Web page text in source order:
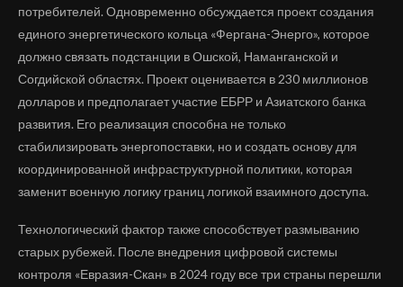
потребителей. Одновременно обсуждается проект создания
единого энергетического кольца «Фергана-Энерго», которое
должно связать подстанции в Ошской, Наманганской и
Согдийской областях. Проект оценивается в 230 миллионов
долларов и предполагает участие ЕБРР и Азиатского банка
развития. Его реализация способна не только
стабилизировать энергопоставки, но и создать основу для
координированной инфраструктурной политики, которая
заменит военную логику границ логикой взаимного доступа.
Технологический фактор также способствует размыванию
старых рубежей. После внедрения цифровой системы
контроля «Евразия-Скан» в 2024 году все три страны перешли